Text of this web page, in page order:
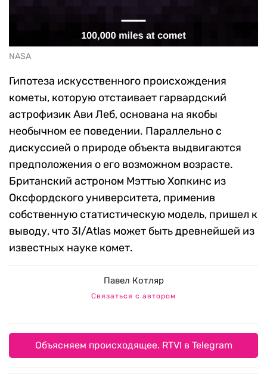
NASA
Гипотеза искусственного происхождения
кометы, которую отстаивает гарвардский
астрофизик Ави Леб, основана на якобы
необычном ее поведении. Параллельно с
дискуссией о природе объекта выдвигаются
предположения о его возможном возрасте.
Британский астроном Мэттью Хопкинс из
Оксфордского университета, применив
собственную статистическую модель, пришел к
выводу, что 3I/Atlas может быть древнейшей из
известных науке комет.
Павел Котляр
Связаться с автором
Объясняем происходящее. RTVI в Telegram